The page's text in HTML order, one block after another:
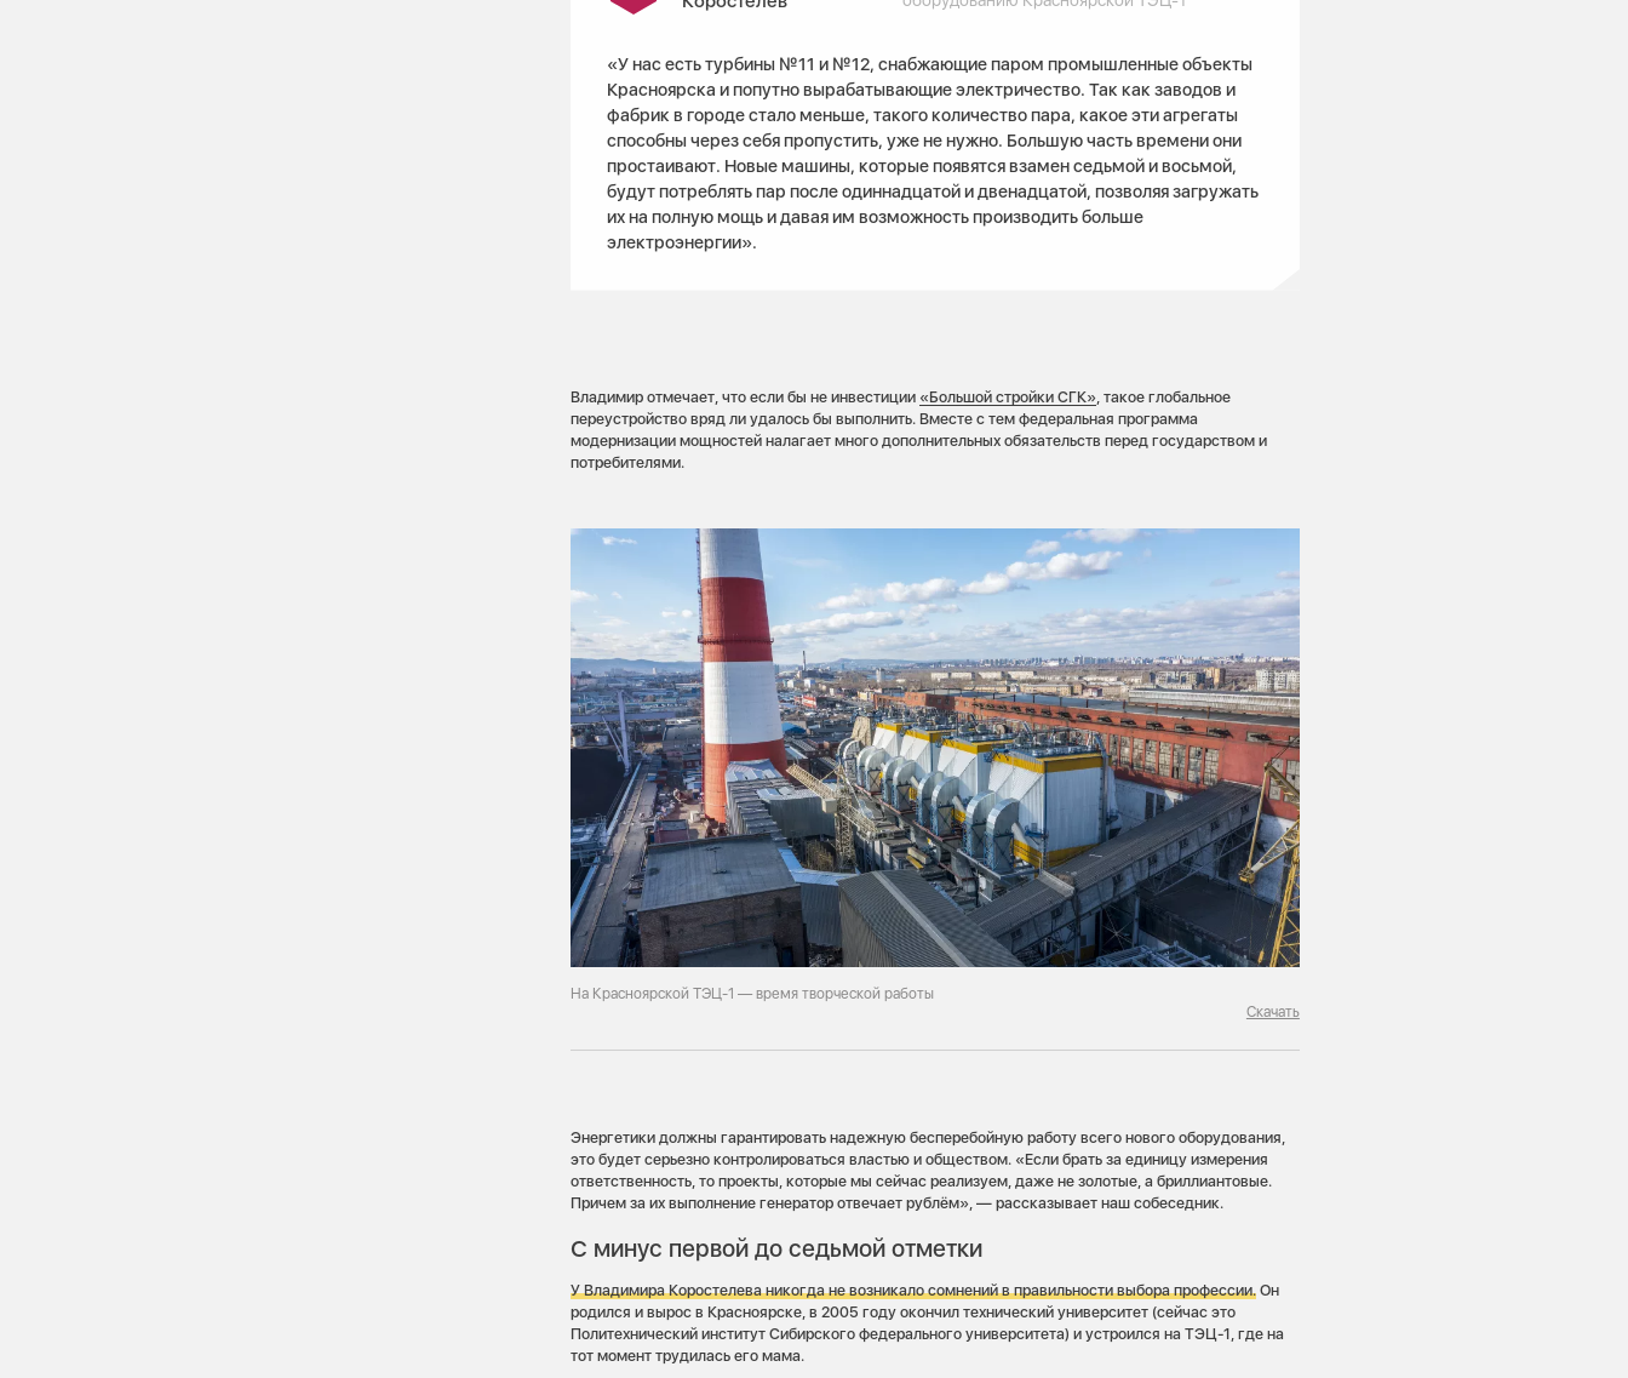
«У нас есть турбины №11 и №12, снабжающие паром промышленные объекты
Красноярска и попутно вырабатывающие электричество. Так как заводов и
фабрик в городе стало меньше, такого количество пара, какое эти агрегаты
способны через себя пропустить, уже не нужно. Большую часть времени они
простаивают. Новые машины, которые появятся взамен седьмой и восьмой,
будут потреблять пар после одиннадцатой и двенадцатой, позволяя загружать
их на полную мощь и давая им возможность производить больше
электроэнергии».
Владимир отмечает, что если бы не инвестиции «Большой стройки СГК», такое глобальное
переустройство вряд ли удалось бы выполнить. Вместе с тем федеральная программа
модернизации мощностей налагает много дополнительных обязательств перед государством и
потребителями.
На Красноярской ТЭЦ-1 — время творческой работы
Скачать
Энергетики должны гарантировать надежную бесперебойную работу всего нового оборудования,
это будет серьезно контролироваться властью и обществом. «Если брать за единицу измерения
ответственность, то проекты, которые мы сейчас реализуем, даже не золотые, а бриллиантовые.
Причем за их выполнение генератор отвечает рублём», — рассказывает наш собеседник.
С минус первой до седьмой отметки
У Владимира Коростелеваникогда не возникало сомнений в правильности выбора профессии. Он
родился и вырос в Красноярске, в 2005 году окончил технический университет (сейчас это
Политехнический институт Сибирского федерального университета) и устроился на ТЭЦ-1, где на
тот момент трудилась его мама.